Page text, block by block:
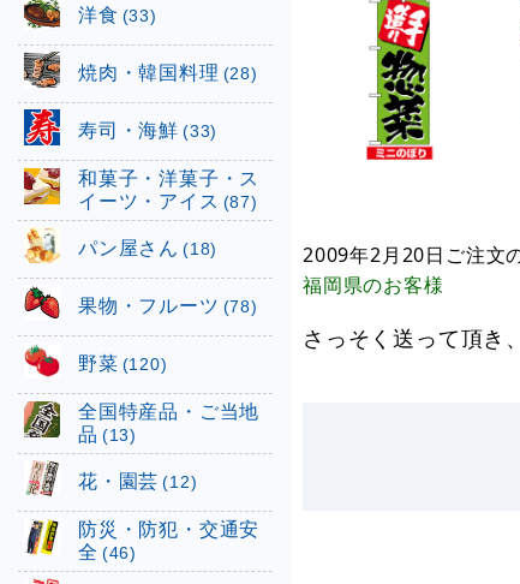
2009年2月20日 ご注文
福岡県のお客様
さっそく送って頂き
洋食 (33)
焼肉・韓国料理 (28)
寿司・海鮮 (33)
和菓子・洋菓子・ス
イーツ・アイス (87)
パン屋さん (18)
果物・フルーツ (78)
野菜 (120)
全国特産品・ご当地
品 (13)
花・園芸 (12)
防災・防犯・交通安
全 (46)